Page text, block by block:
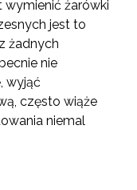
wymienić żarówki
jest to
żadnych
nie
wyjąć
często wiąże
niemal